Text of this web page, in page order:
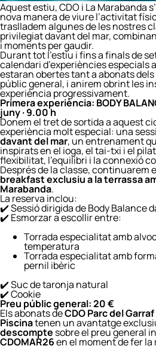
Aquest estiu, CDO i La Marabanda
nova manera de viure l’activitat
traslladem algunes de les nostres
privilegiat davant del mar,
i moments per gaudir.
Durant tot l’estiu i fins a finals de
calendari d’experiències especials
estaran obertes tant a abonats
públic general, i anirem obrint les
experiència progressivament.
Primera experiència: BODY
juny · 9.00 h
Donem el tret de sortida a aquest
experiència molt especial: una
davant del mar, un entrenament
inspirats en el ioga, el tai-txi i el
flexibilitat, l’equilibri i la connexió
Després de la classe, continuarem
breakfast exclusiu a la terrassa
Marabanda.
La reserva inclou:
✔️ Sessió dirigida de Body Balance
✔️ Esmorzar a escollir entre:
Torrada especialitat amb
temperatura
Torrada especialitat amb
pernil ibèric
✔️ Suc de taronja natural
✔️ Cookie
Preu públic general: 20 €
Els abonats deCDO Parc del Garraf
Piscinatenen un avantatge
descompte sobre el preu general
CDOMAR26en el moment de fer la